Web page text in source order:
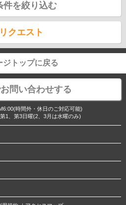
件を絞り込む
クエスト
ジトップに戻る
問い合わせする
時間外・休日のご対応可能)
1、第3日曜(2、3月は水曜のみ)